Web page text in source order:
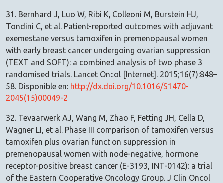
31. Bernhard J, Luo W, Ribi K, Colleoni M, Burstein HJ,
Tondini C, et al. Patient-reported outcomes with adjuvant
exemestane versus tamoxifen in premenopausal women
with early breast cancer undergoing ovarian suppression
(TEXT and SOFT): a combined analysis of two phase 3
randomised trials. Lancet Oncol [Internet]. 2015;16(7):848–
58. Disponible en: http://dx.doi.org/10.1016/S1470-
2045(15)00049-2
32. Tevaarwerk AJ, Wang M, Zhao F, Fetting JH, Cella D,
Wagner LI, et al. Phase III comparison of tamoxifen versus
tamoxifen plus ovarian function suppression in
premenopausal women with node-negative, hormone
receptor-positive breast cancer (E-3193, INT-0142): a trial
of the Eastern Cooperative Oncology Group. J Clin Oncol